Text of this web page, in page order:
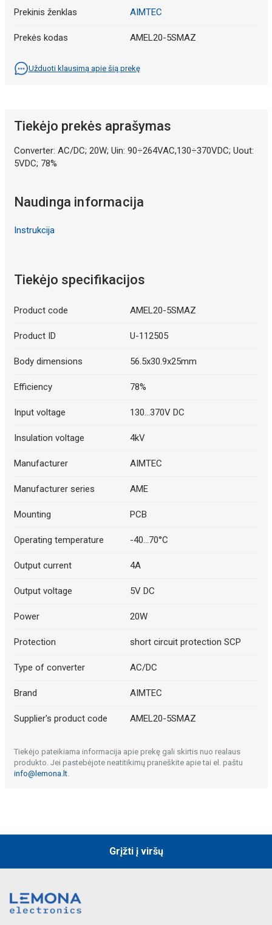
Prekinis ženklas AIMTEC
Prekės kodas AMEL20-5SMAZ
Užduoti klausimą apie šią prekę
Tiekėjo prekės aprašymas
Converter: AC/DC; 20W; Uin: 90÷264VAC,130÷370VDC; Uout:
5VDC; 78%
Naudinga informacija
Instrukcija
Tiekėjo specifikacijos
Product code AMEL20-5SMAZ
Product ID U-112505
Body dimensions 56.5x30.9x25mm
Efficiency 78%
Input voltage 130...370V DC
Insulation voltage 4kV
Manufacturer AIMTEC
Manufacturer series AME
Mounting PCB
Operating temperature -40...70°C
Output current 4A
Output voltage 5V DC
Power 20W
Protection short circuit protection SCP
Type of converter AC/DC
Brand AIMTEC
Supplier's product code AMEL20-5SMAZ
Tiekėjo pateikiama informacija apie prekę gali skirtis nuo realaus
produkto. Jei pastebėjote neatitikimų praneškite apie tai el. paštu
info@lemona.lt.
Grįžti į viršų